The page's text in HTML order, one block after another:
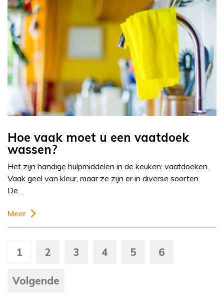
Hoe vaak moet u een vaatdoek
wassen?
Het zijn handige hulpmiddelen in de keuken: vaatdoeken.
Vaak geel van kleur, maar ze zijn er in diverse soorten.
De…
Meer
1 2 3 4 5 6
Volgende